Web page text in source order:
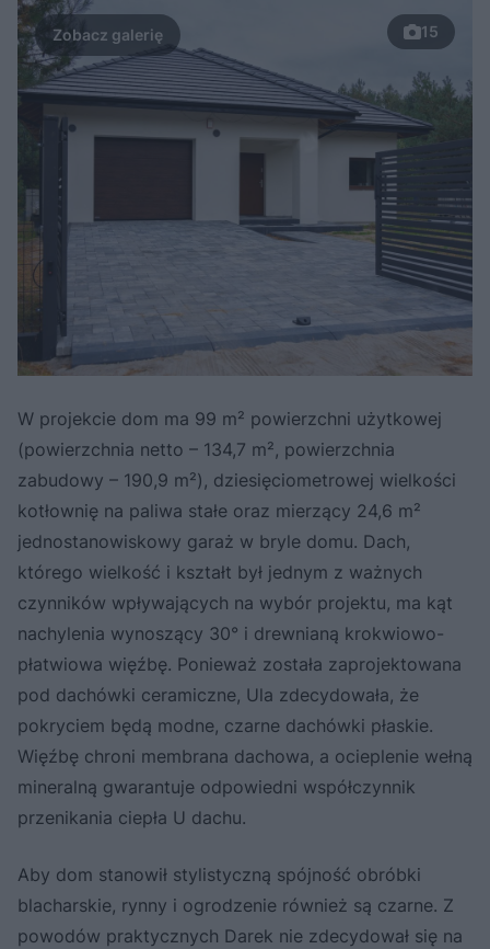
15
W projekcie dom ma 99 m² powierzchni użytkowej
(powierzchnia netto – 134,7 m², powierzchnia
zabudowy – 190,9 m²), dziesięciometrowej wielkości
kotłownię na paliwa stałe oraz mierzący 24,6 m²
jednostanowiskowy garaż w bryle domu. Dach,
którego wielkość i kształt był jednym z ważnych
czynników wpływających na wybór projektu, ma kąt
nachylenia wynoszący 30° i drewnianą krokwiowo-
płatwiowa więźbę. Ponieważ została zaprojektowana
pod dachówki ceramiczne, Ula zdecydowała, że
pokryciem będą modne, czarne dachówki płaskie.
Więźbę chroni membrana dachowa, a ocieplenie wełną
mineralną gwarantuje odpowiedni współczynnik
przenikania ciepła U dachu.
Aby dom stanowił stylistyczną spójność obróbki
blacharskie, rynny i ogrodzenie również są czarne. Z
powodów praktycznych Darek nie zdecydował się na